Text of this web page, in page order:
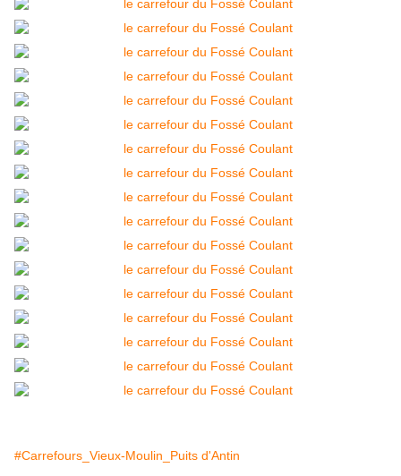
#Carrefours_Vieux-Moulin_Puits d'Antin